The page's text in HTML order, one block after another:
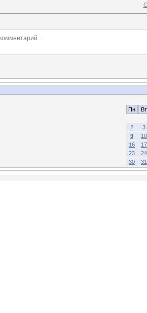
Пн Вт
2
3
9
10
16
17
23
24
30
31